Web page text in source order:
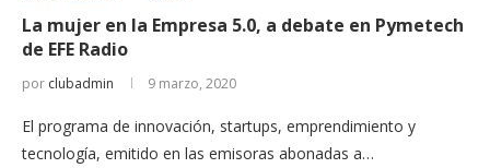
La mujer en la Empresa 5.0, a debate en Pymetech
de EFE Radio
por clubadmin 9 marzo, 2020
El programa de innovación, startups, emprendimiento y
tecnología, emitido en las emisoras abonadas a…